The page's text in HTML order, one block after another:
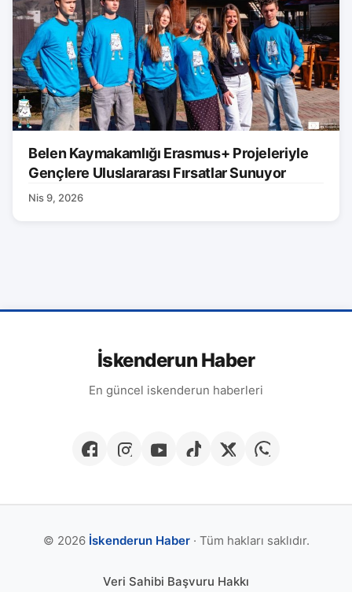
Belen Kaymakamlığı Erasmus+ Projeleriyle
Gençlere Uluslararası Fırsatlar Sunuyor
Nis 9, 2026
İskenderun Haber
En güncel iskenderun haberleri
© 2026 İskenderun Haber· Tüm hakları saklıdır.
Veri Sahibi Başvuru Hakkı